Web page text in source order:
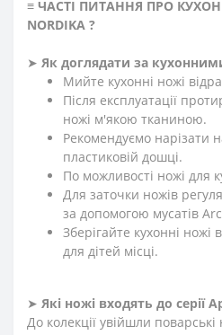
≡ ЧАСТІ ПИТАННЯ ПРО
NORDIKA ?
➤ Як доглядати за
Мийте кухонні ножі
Після експлуатації
ножі м'якою тканиною.
Рекомендуємо нарізати
пластиковій дошці.
По можливості ножі для
Для заточки ножів
за допомогою мусатів
Зберігайте кухонні ножі
для дітей місці.
➤ Які ножі входять до серії
До колекції увійшли поварські